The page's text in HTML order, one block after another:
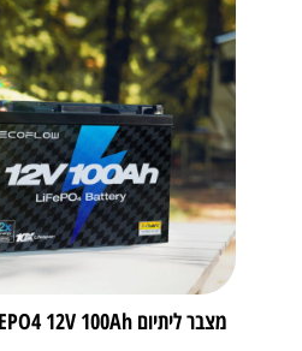
מצבר ליתיום ECOFLOW LIFEPO4 12V 100Ah